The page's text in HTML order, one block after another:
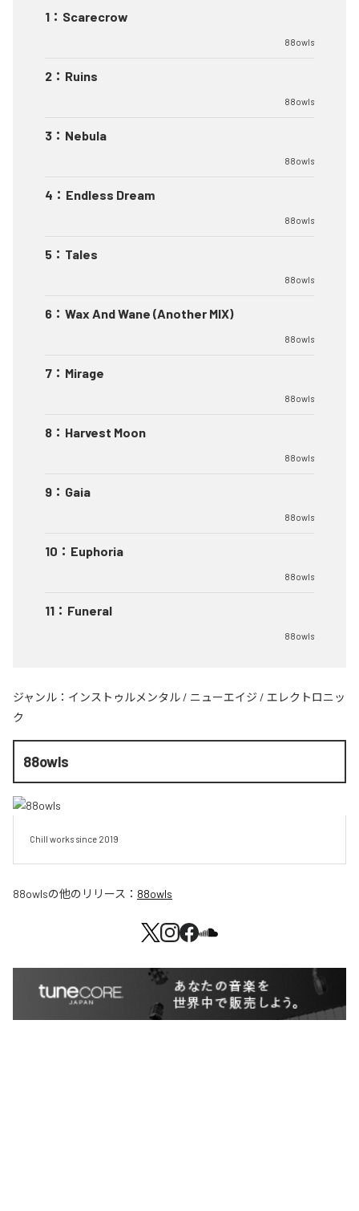
1 ： Scarecrow
88owls
2 ： Ruins
88owls
3 ： Nebula
88owls
4 ： Endless Dream
88owls
5 ： Tales
88owls
6 ： Wax And Wane (Another MIX)
88owls
7 ： Mirage
88owls
8 ： Harvest Moon
88owls
9 ： Gaia
88owls
10 ： Euphoria
88owls
11 ： Funeral
88owls
ジャンル： インストゥルメンタル / ニューエイジ / エレクトロニッ
ク
88owls
Chill works since 2019
88owlsの他のリリース： 88owls